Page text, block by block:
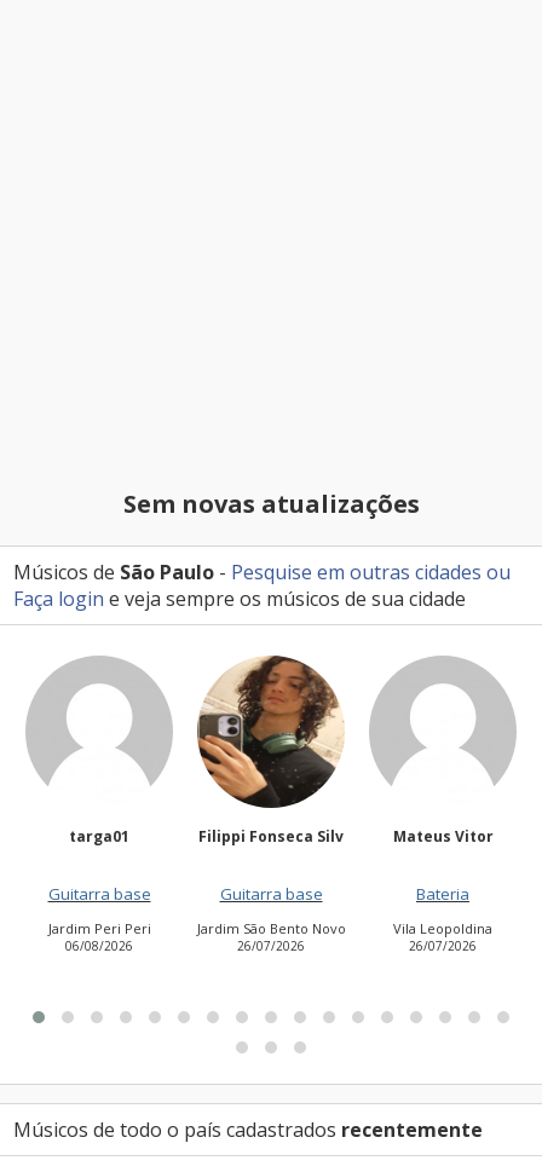
Sem novas atualizações
Músicos de São Paulo - Pesquise em outras cidades ou
Faça login e veja sempre os músicos de sua cidade
Filippi Fonseca Silv
Guitarra base
Jardim São Bento Novo
26/07/2026
Mateus Vitor
Bateria
Vila Leopoldina
26/07/2026
Anailuj Avlis
Vocalista - Baixo
Jardim Aurora (Zona
Leste)
Músicos de todo o país cadastrados recentemente